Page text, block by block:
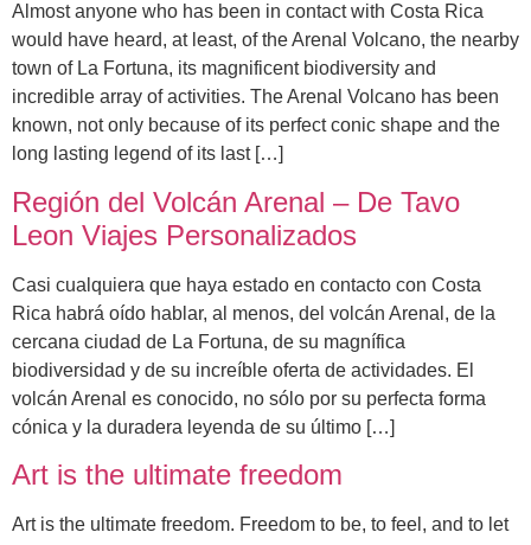
Almost anyone who has been in contact with Costa Rica
would have heard, at least, of the Arenal Volcano, the nearby
town of La Fortuna, its magnificent biodiversity and
incredible array of activities. The Arenal Volcano has been
known, not only because of its perfect conic shape and the
long lasting legend of its last […]
Región del Volcán Arenal – De Tavo
Leon Viajes Personalizados
Casi cualquiera que haya estado en contacto con Costa
Rica habrá oído hablar, al menos, del volcán Arenal, de la
cercana ciudad de La Fortuna, de su magnífica
biodiversidad y de su increíble oferta de actividades. El
volcán Arenal es conocido, no sólo por su perfecta forma
cónica y la duradera leyenda de su último […]
Art is the ultimate freedom
Art is the ultimate freedom. Freedom to be, to feel, and to let